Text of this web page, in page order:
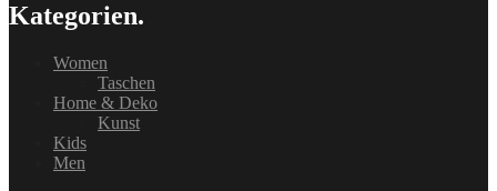
Kategorien.
Women
Taschen
Home & Deko
Kunst
Kids
Men